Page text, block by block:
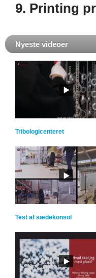
9. Printing
Nyeste videoer
Tribologicenteret
Test af sædekonsol